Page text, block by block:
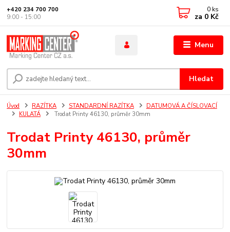
Menu
Hledat
+420 234 700 700
9:00 - 15:00
0 ks
za 0 Kč
Úvod RAZÍTKA STANDARDNÍ RAZÍTKA
DATUMOVÁ A ČÍSLOVACÍ
KULATÁ
Trodat Printy 46130, průměr 30mm
Trodat Printy 46130, průměr
30mm